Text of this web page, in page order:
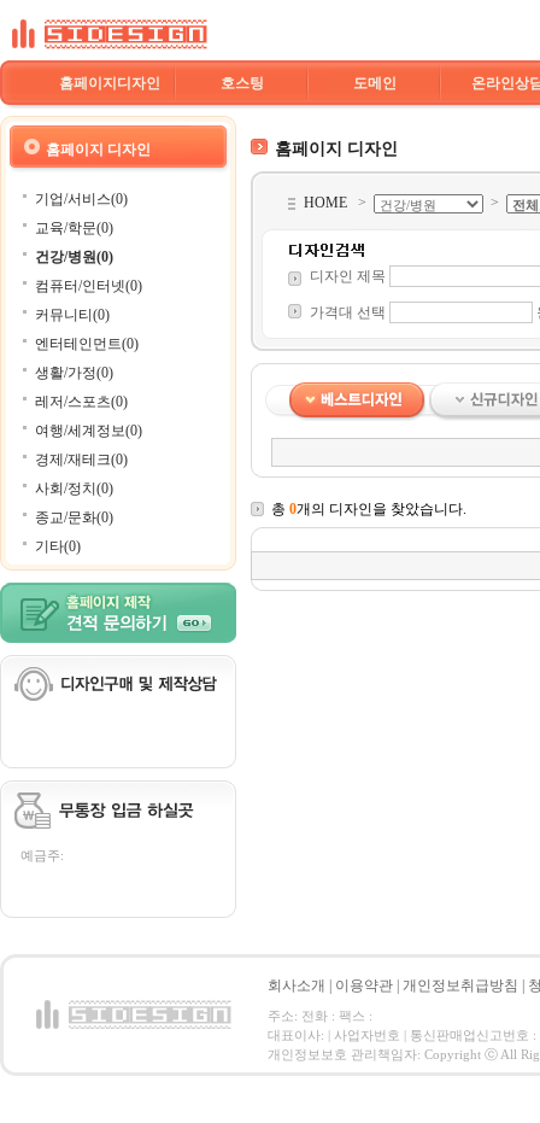
홈페이지디자인 호스팅 도메인 온라인상
홈페이지 디자인
기업/서비스(0)
교육/학문(0)
건강/병원(0)
컴퓨터/인터넷(0)
커뮤니티(0)
엔터테인먼트(0)
생활/가정(0)
레저/스포츠(0)
여행/세계정보(0)
경제/재테크(0)
사회/정치(0)
종교/문화(0)
기타(0)
예금주:
홈페이지 디자인
HOME > >
디자인 제목
가격대 선택
총 0개의 디자인을 찾았습니다.
회사소개 이용약관 개인정보취급방침
주소: 전화 : 팩스 :
대표이사: | 사업자번호 | 통신판매업신고번호 :
개인정보보호 관리책임자: Copyright ⓒ All